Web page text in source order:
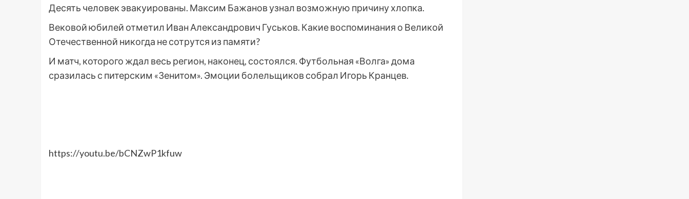
Десять человек эвакуированы. Максим Бажанов узнал возможную причину хлопка.
Вековой юбилей отметил Иван Александрович Гуськов. Какие воспоминания о Великой
Отечественной никогда не сотрутся из памяти?
И матч, которого ждал весь регион, наконец, состоялся. Футбольная «Волга» дома
сразилась с питерским «Зенитом». Эмоции болельщиков собрал Игорь Кранцев.
https://youtu.be/bCNZwP1kfuw